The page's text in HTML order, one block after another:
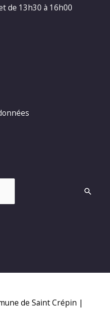
de 13h30 à 16h00
de Saint Crépin |